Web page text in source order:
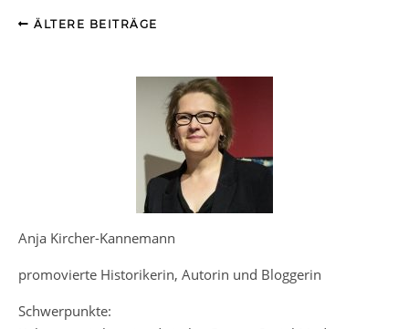
ÄLTERE BEITRÄGE
Anja Kircher-Kannemann
promovierte Historikerin, Autorin und Bloggerin
Schwerpunkte: